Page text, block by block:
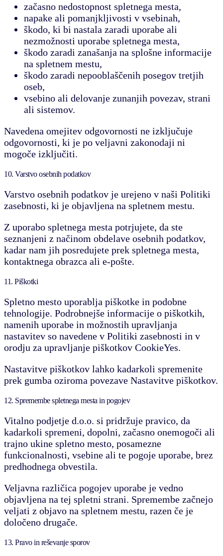
začasno nedostopnost spletnega mesta,
napake ali pomanjkljivosti v vsebinah,
škodo, ki bi nastala zaradi uporabe ali
nezmožnosti uporabe spletnega mesta,
škodo zaradi zanašanja na splošne informacije
na spletnem mestu,
škodo zaradi nepooblaščenih posegov tretjih
oseb,
vsebino ali delovanje zunanjih povezav, strani
ali sistemov.
Navedena omejitev odgovornosti ne izključuje
odgovornosti, ki je po veljavni zakonodaji ni
mogoče izključiti.
10. Varstvo osebnih podatkov
Varstvo osebnih podatkov je urejeno v naši Politiki
zasebnosti, ki je objavljena na spletnem mestu.
Z uporabo spletnega mesta potrjujete, da ste
seznanjeni z načinom obdelave osebnih podatkov,
kadar nam jih posredujete prek spletnega mesta,
kontaktnega obrazca ali e-pošte.
11. Piškotki
Spletno mesto uporablja piškotke in podobne
tehnologije. Podrobnejše informacije o piškotkih,
namenih uporabe in možnostih upravljanja
nastavitev so navedene v Politiki zasebnosti in v
orodju za upravljanje piškotkov CookieYes.
Nastavitve piškotkov lahko kadarkoli spremenite
prek gumba oziroma povezave Nastavitve piškotkov.
12. Spremembe spletnega mesta in pogojev
Vitalno podjetje d.o.o. si pridržuje pravico, da
kadarkoli spremeni, dopolni, začasno onemogoči ali
trajno ukine spletno mesto, posamezne
funkcionalnosti, vsebine ali te pogoje uporabe, brez
predhodnega obvestila.
Veljavna različica pogojev uporabe je vedno
objavljena na tej spletni strani. Spremembe začnejo
veljati z objavo na spletnem mestu, razen če je
določeno drugače.
13. Pravo in reševanje sporov